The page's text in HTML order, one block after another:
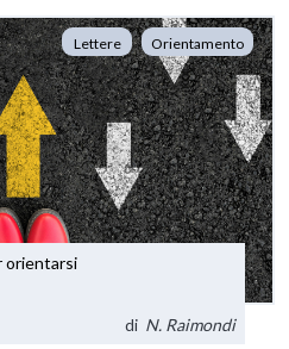
Lettere Orientamento
orientarsi
di N. Raimondi